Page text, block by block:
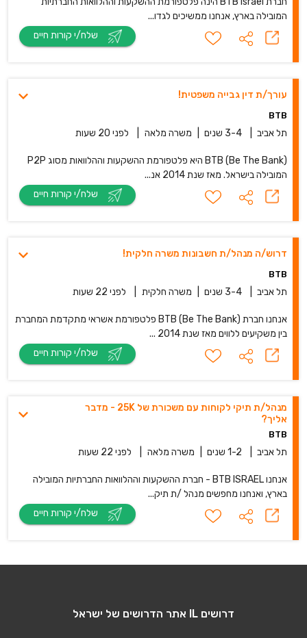
המובילה בארץ, אנחנו ממשיכים לגדו...
עורך/ת דין גבייה משפטית!
BTB
תל אביב 3-4 שנים משרה מלאה לפני 20 שעות
BTB (Be The Bank) היא פלטפורמת ההשקעות וההלוואות מסוג P2P
המובילה בישראל. מאז שנת 2014 אנ...
דרוש/ה מנהל/ת חשבונות משרה חלקית!
BTB
תל אביב 3-4 שנים משרה חלקית לפני 22 שעות
אנחנו חברת BTB (Be The Bank) פלטפורמת אשראי מתקדמת המחברת
בין משקיעים ללווים מאז שנת 2014 ...
מנהל/ת תיקי לקוחות עם משכורת של 25K - מדבר
אליך?
BTB
תל אביב 1-2 שנים משרה מלאה לפני 22 שעות
אנחנו BTB ISRAEL - חברת ההשקעות וההלוואות החברתיות המובילה
בארץ, ואנחנו מחפשים מנהל /ת תיק...
דרושים IL אתר הדרושים של ישראל